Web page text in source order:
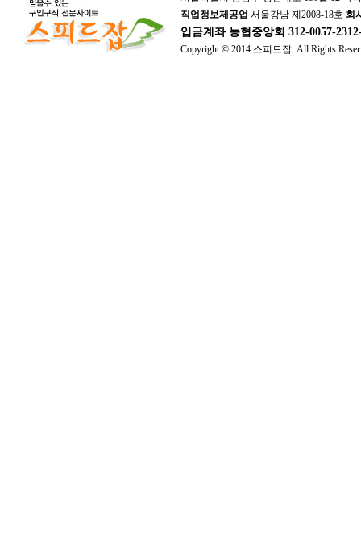
직업정보제공업 서울강남 제2008-18호 회
입금계좌 농협중앙회 312-0057-
Copyright © 2014 스피드잡. All Rights